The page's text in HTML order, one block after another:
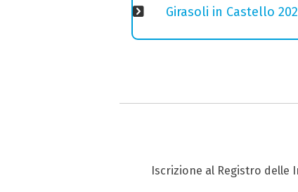
Girasoli in Castello
Iscrizione al Registro delle